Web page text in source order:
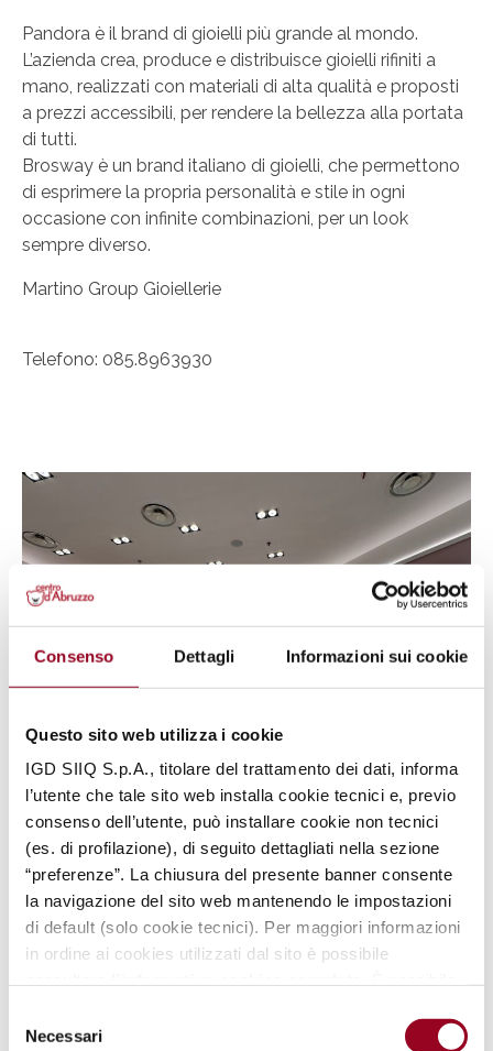
Consenso Dettagli Informazioni sui cookie
Questo sito web utilizza i cookie
IGD SIIQ S.p.A., titolare del trattamento dei dati, informa
l’utente che tale sito web installa cookie tecnici e, previo
consenso dell’utente, può installare cookie non tecnici
(es. di profilazione), di seguito dettagliati nella sezione
“preferenze”. La chiusura del presente banner consente
la navigazione del sito web mantenendo le impostazioni
di default (solo cookie tecnici). Per maggiori informazioni
in ordine ai cookies utilizzati dal sito è possibile
mediante il link “
delNecessari
Pandora è il brand di gioielli più grande al mondo.
L’azienda crea, produce e distribuisce gioielli rifiniti a
mano, realizzati con materiali di alta qualità e proposti
a prezzi accessibili, per rendere la bellezza alla portata
di tutti.
Brosway è un brand italiano di gioielli, che permettono
di esprimere la propria personalità e stile in ogni
occasione con infinite combinazioni, per un look
sempre diverso.
Martino Group Gioiellerie
Telefono: 085.8963930